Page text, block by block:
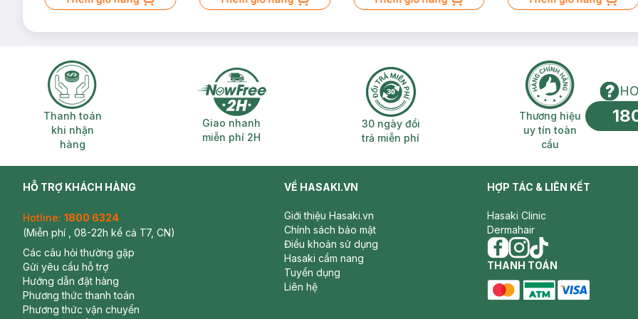
Thanh toán khi nhận hàng
Thanh toán
khi nhận
hàng
Giao nhanh miễn phí 2H
Giao nhanh
miễn phí 2H
30 ngày đổi trả miễn phí
30 ngày đổi
trả miễn phí
Thương hiệu
Thương hiệu
uy tín toàn
cầu
HỖ TRỢ KHÁCH HÀNG
Hotline: 1800 6324
(Miễn phí , 08-22h kể cả T7, CN)
Các câu hỏi thường gặp
Gửi yêu cầu hỗ trợ
Hướng dẫn đặt hàng
Phương thức thanh toán
Phương thức vận chuyển
VỀ HASAKI.VN
Giới thiệu Hasaki.vn
Chính sách bảo mật
Điều khoản sử dụng
Hasaki cẩm nang
Tuyển dụng
Liên hệ
HỢP TÁC & LIÊN KẾT
Hasaki Clinic
Dermahair
facebook
instagram
tiktok
THANH TOÁN